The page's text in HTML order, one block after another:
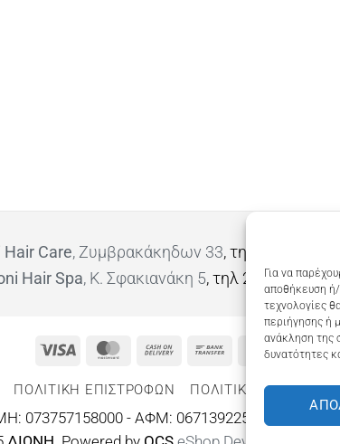
Για να
αποθήκευση
τεχνολογίες
περιήγησης ή
ανάκληση της
δυνατότητες
Hair Care, Ζυμβρακάκηδων 33, τηλ 28210
Hair Spa, Κ. Σφακιανάκη 5, τηλ 28210 94712
Visa MasterCard
Cash
Delivery
Google
ΠΟΛΙΤΙΚΉ ΕΠΙΣΤΡΟΦΏΝ ΠΟΛΙΤΙΚΉ ΑΠΟΡΡΉΤΟΥ
073757158000 - ΑΦΜ: 067139225 ΔΟΥ:ΧΑΝΙΩΝ